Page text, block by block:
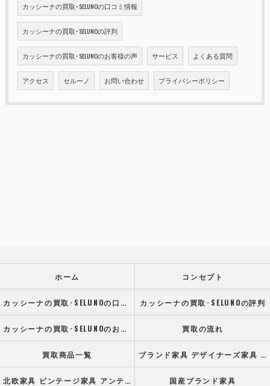
カッシーナの買取･SELUNOの口コミ情報
カッシーナの買取･SELUNOの評判
カッシーナの買取･SELUNOのお客様の声 サービス よくある質問
アクセス セルーノ お問い合わせ プライバシーポリシー
ホーム コンセプト
カッシーナの買取･SELUNOの口コミ情報 カッシーナの買取･SELUNOの評判
カッシーナの買取･SELUNOのお客様の声 買取の流れ
買取商品一覧 ブランド家具 デザイナーズ家具 高級オフィス家具
北欧家具 ビンテージ家具 アンティーク家具 国産ブランド家具